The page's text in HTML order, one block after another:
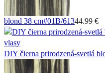
blond 38 cm#01B/61344.99 €
DIY čierna prirodzená-svetlá